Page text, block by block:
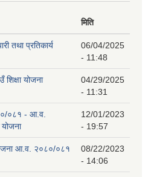
मिति
तथा प्रतिकार्य
06/04/2025
- 11:48
शिक्षा योजना
04/29/2025
- 11:31
०८१ - आ.व.
12/01/2023
- 19:57
आ.व. २०८०/०८१
08/22/2023
- 14:06